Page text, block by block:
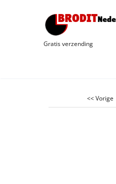
Gratis verzending
<< Vorige